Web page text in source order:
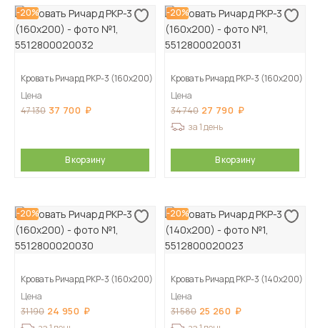
-20%
Кровать Ричард РКР-3 (160х200)
Цена
47 130 37 700
В корзину
-20%
Кровать Ричард РКР-3 (160х200)
Цена
34 740 27 790
за 1 день
В корзину
-20%
Кровать Ричард РКР-3 (160х200)
Цена
31 190 24 950
-20%
Кровать Ричард РКР-3 (140х200)
Цена
31 580 25 260